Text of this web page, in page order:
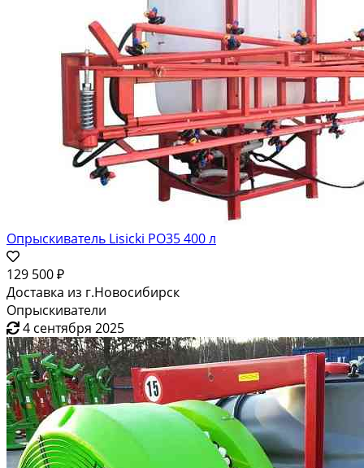
Опрыскиватель Lisicki PO35 400 л
129 500 ₽
Доставка из г.Новосибирск
Опрыскиватели
4 сентября 2025